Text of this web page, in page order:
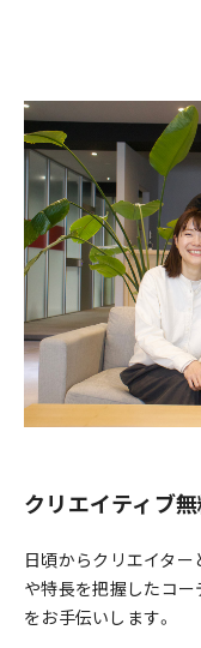
クリエイティブ無
日頃からクリエイタ
や特長を把握したコー
をお手伝いします。